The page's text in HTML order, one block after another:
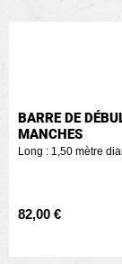
BARRE DE
MANCHES
Long : 1,50 mètre
82,00 €